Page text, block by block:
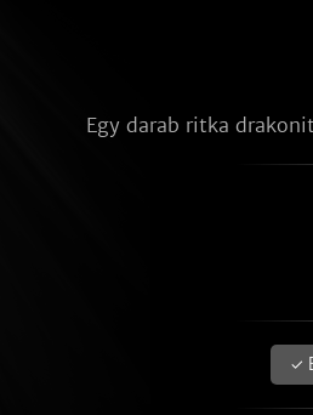
Egy darab ritka
✓